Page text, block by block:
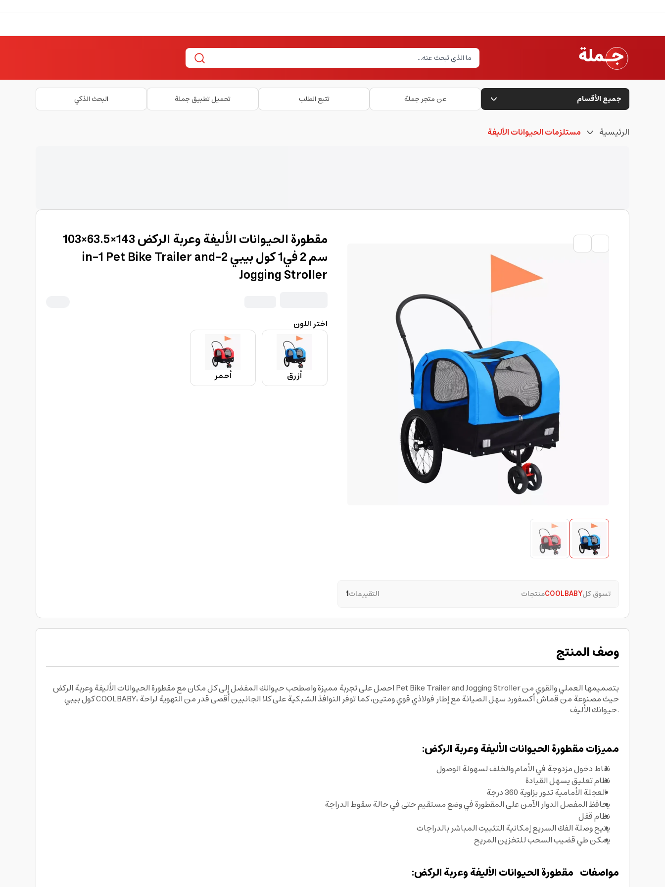
جميع الأقسام عن متجر جملة تتبع الطلب تحميل تطبيق جملة البحث الذكي
الرئيسية مستلزمات الحيوانات الأليفة
تسوق كلCOOLBABYمنتجات التقييمات1
مقطورة الحيوانات الأليفة وعربة الركض 143×63.5×103
سم 2 في1 كول بيبي 2-in-1 Pet Bike Trailer and
Jogging Stroller
اختر اللون
أزرق أحمر
وصف المنتج
احصل على تجربة مميزة واصطحب حيوانك المفضل إلى كل مكان مع مقطورة الحيوانات الأليفة وعربة الركض Pet Bike Trailer and Jogging Stroller بتصميمها العملي والقوي من
كول بيبي COOLBABY، حيث مصنوعة من قماش أكسفورد سهل الصيانة مع إطار فولاذي قوي ومتين، كما توفر النوافذ الشبكية على كلا الجانبين أقصى قدر من التهوية لراحة
حيوانك الأليف.
مميزات مقطورة الحيوانات الأليفة وعربة الركض:
نقاط دخول مزدوجة في الأمام والخلف لسهولة الوصول
نظام تعليق يسهل القيادة
العجلة الأمامية تدور بزاوية 360 درجة
يحافظ المفصل الدوار الآمن على المقطورة في وضع مستقيم حتى في حالة سقوط الدراجة
نظام قفل
يتيح وصلة الفك السريع إمكانية التثبيت المباشر بالدراجات
يمكن طي قضيب السحب للتخزين المريح
مواصفات مقطورة الحيوانات الأليفة وعربة الركض: